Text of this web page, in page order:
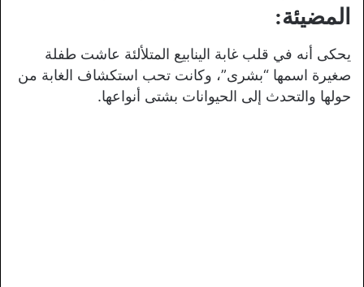
المضيئة:
يحكى أنه في قلب غابة الينابيع المتلألئة عاشت طفلة
صغيرة اسمها “بشرى”، وكانت تحب استكشاف الغابة من
حولها والتحدث إلى الحيوانات بشتى أنواعها.